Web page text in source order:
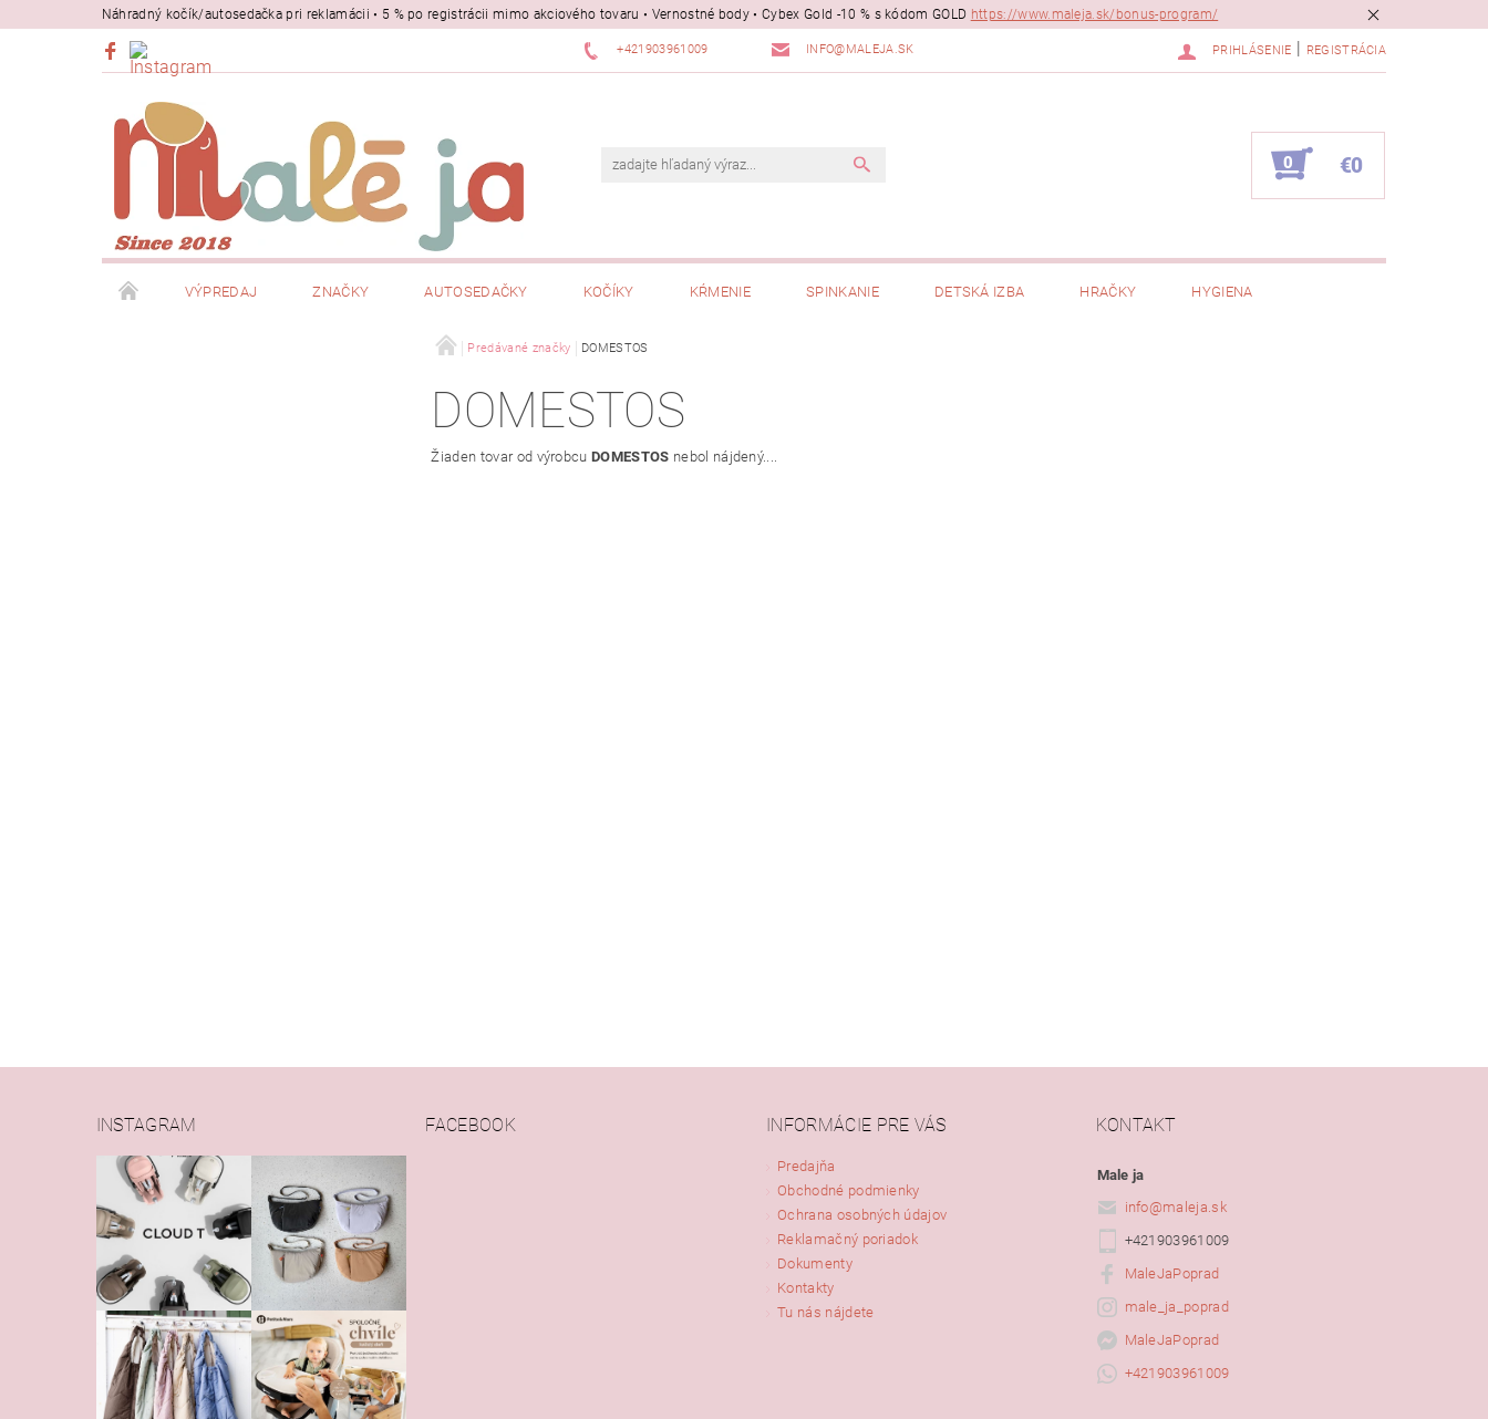
Náhradný kočík/autosedačka pri reklamácii • 5 % po registrácii mimo akciového tovaru • Vernostné body • Cybex Gold -10 % s kódom GOLD https://www.maleja.sk/bonus-program/
+421903961009 INFO@MALEJA.SK PRIHLÁSENIE REGISTRÁCIA
0 €0
VÝPREDAJ ZNAČKY AUTOSEDAČKY KOČÍKY KŔMENIE SPINKANIE DETSKÁ IZBA HRAČKY HYGIENA
Predávané značky DOMESTOS
DOMESTOS
Žiaden tovar od výrobcuDOMESTOS nebol nájdený....
INSTAGRAM FACEBOOK INFORMÁCIE PRE VÁS
Predajňa
Obchodné podmienky
Ochrana osobných údajov
Reklamačný poriadok
Dokumenty
Kontakty
Tu nás nájdete
KONTAKT
Male ja
info@maleja.sk
+421903961009
MaleJaPoprad
male_ja_poprad
MaleJaPoprad
+421903961009